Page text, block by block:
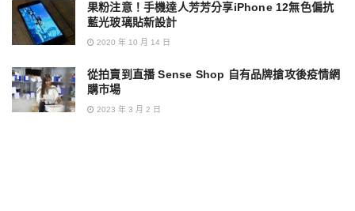
果粉注意！手機達人芳芳分享iPhone 12無色偏抗
藍光玻璃貼新設計
2020 年 10 月 14 日
從拍賣到直播 Sense Shop 自有品牌搶攻後疫情網
購市場
2023 年 3 月 2 日